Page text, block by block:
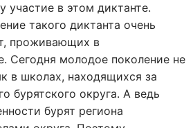
участие в этом диктанте.
такого диктанта очень
проживающих в
Сегодня молодое поколение не
в школах, находящихся за
бурятского округа. А ведь
бурят региона